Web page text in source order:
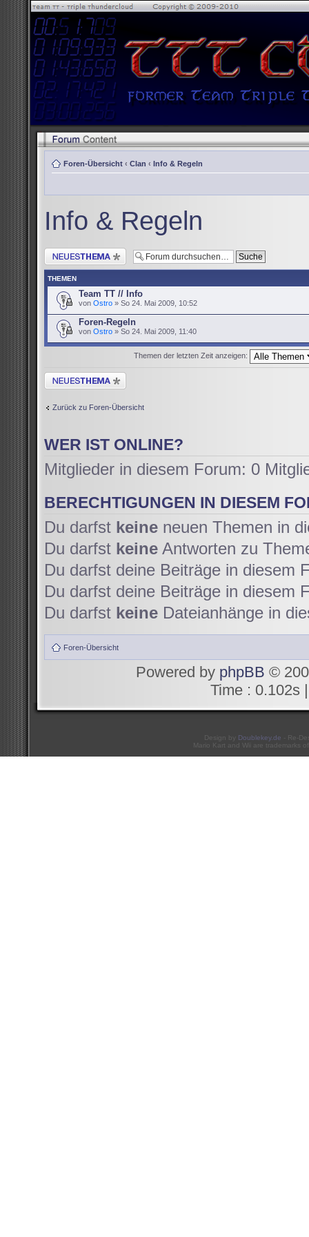
Foren-Übersicht ‹ Clan ‹ Info & Regeln
Info & Regeln
Neues Thema erstellen
THEMEN
Team TT // Info
von Ostro » So 24. Mai 2009, 10:52
Foren-Regeln
von Ostro » So 24. Mai 2009, 11:40
Themen der letzten Zeit anzeigen:
Neues Thema erstellen
Zurück zu Foren-Übersicht
WER IST ONLINE?
Mitglieder in diesem Forum: 0
BERECHTIGUNGEN IN DIESEM
Du darfst keine neuen Themen in
Du darfst keine Antworten zu
Du darfst deine Beiträge in diesem
Du darfst deine Beiträge in diesem
Du darfst keine Dateianhänge in
Foren-Übersicht
Powered by phpBB ©
Time : 0.102s
Design by Doublekey.de - Re-
Mario Kart and Wii are trademarks